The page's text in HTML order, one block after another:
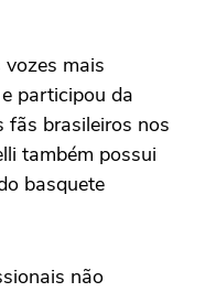
mais
participou da
fãs brasileiros nos
também possui
basquete
não